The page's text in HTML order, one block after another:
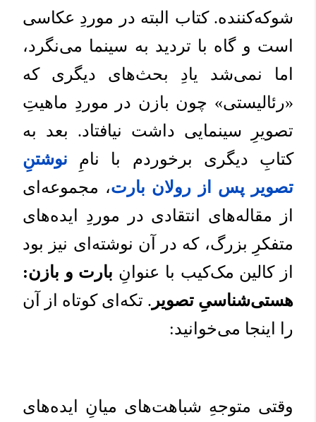
شوکه‌کننده. کتاب البته در موردِ عکاسی
است و گاه با تردید به سینما می‌نگرد،
اما نمی‌شد یادِ بحث‌های دیگری که
«رئالیستی» چون بازن در موردِ ماهیتِ
تصویرِ سینمایی داشت نیافتاد. بعد به
کتابِ دیگری برخوردم با نامِ نوشتنِ
تصویر پس از رولان بارت، مجموعه‌ای
از مقاله‌های انتقادی در موردِ ایده‌های
متفکرِ بزرگ، که در آن نوشته‌ای نیز بود
از کالین مک‌کیب با عنوانِ بارت و بازن:
هستی‌شناسیِ تصویر . تکه‌ای کوتاه از آن
را اینجا می‌خوانید:
وقتی متوجهِ شباهت‌های میانِ ایده‌های